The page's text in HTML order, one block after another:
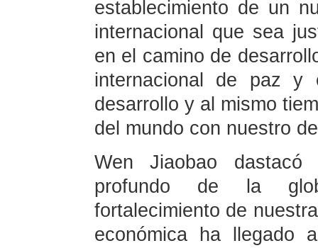
establecimiento de un
internacional que sea
en el camino de
internacional de paz y
desarrollo y al mismo
del mundo con nuestro
Wen Jiaobao
profundo de la
fortalecimiento de
económica ha llegado